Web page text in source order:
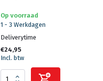
Op voorraad
1 - 3 Werkdagen
Deliverytime
€24,95
Incl. btw